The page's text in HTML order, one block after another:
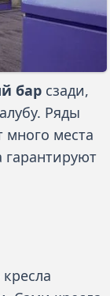
бар сзади,
Ряды
много места
кресла